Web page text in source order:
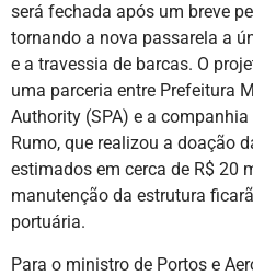
será fechada após um breve
tornando a nova passarela a
e a travessia de barcas. O
uma parceria entre Prefeitura
Authority (SPA) e a
Rumo, que realizou a doação
estimados em cerca de R$ 20
manutenção da estrutura
portuária.
Para o ministro de Portos e